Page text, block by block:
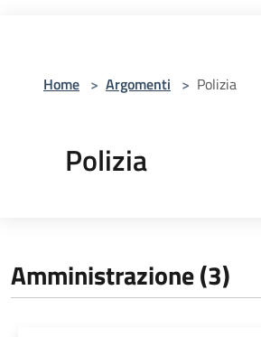
Home > Argomenti > Polizia
Polizia
Amministrazione (3)